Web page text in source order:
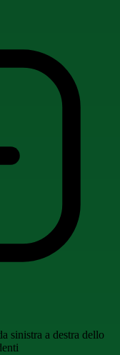
sinistra a destra dello